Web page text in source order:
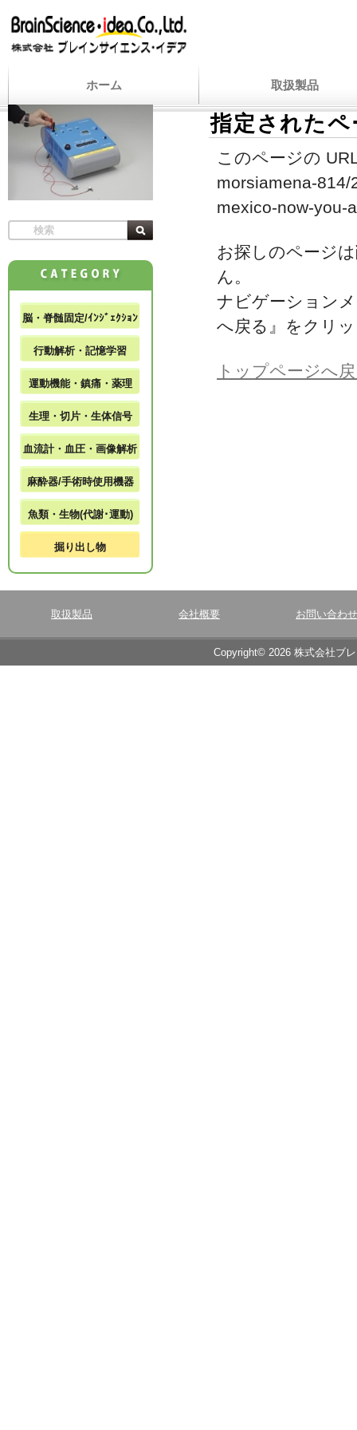
ホーム 取扱製品
指定された
このページの
morsiamena-
mexico-now-you-
お探しのページ
ん。
ナビゲーション
へ戻る』をクリ
トップページへ
脳・脊髄固定/ｲﾝｼﾞｪｸｼｮﾝ
行動解析・記憶学習
運動機能・鎮痛・薬理
生理・切片・生体信号
血流計・血圧・画像解析
麻酔器/手術時使用機器
魚類・生物(代謝･運動)
掘り出し物
取扱製品 会社概要 お問い合わせ
Copyright© 2026 株式会社ブ